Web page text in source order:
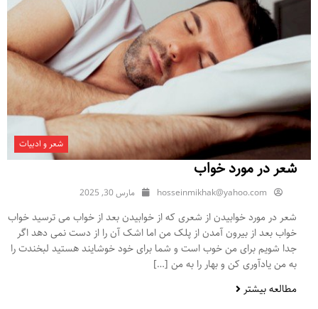
شعر و ادبیات
شعر در مورد خواب
hosseinmikhak@yahoo.com مارس 30, 2025
شعر در مورد خوابیدن از شعری که از خوابیدن بعد از خواب می ترسید خواب
خواب بعد از بیرون آمدن از پلک من اما اشک آن را از دست نمی دهد اگر
جدا شویم برای من خوب است و شما برای خود خوشایند هستید لبخندت را
به من یادآوری کن و بهار را به من […]
مطالعه بیشتر